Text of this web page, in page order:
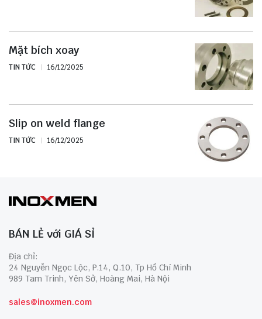
Mặt bích xoay
TIN TỨC 16/12/2025
Slip on weld flange
TIN TỨC 16/12/2025
BÁN LẺ với GIÁ SỈ
Địa chỉ:
24 Nguyễn Ngọc Lộc, P.14, Q.10, Tp Hồ Chí Minh
989 Tam Trinh, Yên Sở, Hoàng Mai, Hà Nội
sales@inoxmen.com